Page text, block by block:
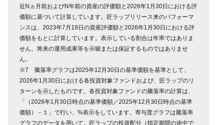
近Nヵ月前およびN年前の資産の評価額と2026年1月30日における評
価額に基づいて計算しています。匠ラップリリース来のパフォーマ
ンスは、2023年7月19日の資産評価額と2026年1月30日における評
価額をもとに計算しています。表示している割合は年率ではありま
せん。将来の運用成果等を示唆または保証するものではありませ
ん。
※7 騰落率グラフは2025年12月30日の基準価額を基準として、
2026年1月30日における各投資対象ファンドおよび、匠ラップのリ
ターンを示したものです。各投資対象ファンドの騰落率の計算は、
「（2026年1月30日時点の基準価額／2025年12月30日時点の基準
価額）－１」で行い、%表示をしています。寄与度グラフは騰落率
グラフのデータを用いて、匠ラップの投資配分（指定期間の途中で